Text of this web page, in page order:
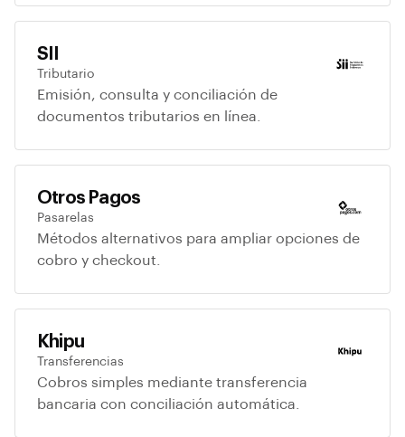
SII
Tributario
Emisión, consulta y conciliación de
documentos tributarios en línea.
Otros Pagos
Pasarelas
Métodos alternativos para ampliar opciones de
cobro y checkout.
Khipu
Transferencias
Cobros simples mediante transferencia
bancaria con conciliación automática.